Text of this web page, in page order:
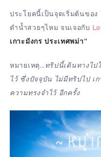
ประโยคนี้เป็นจุดเริ่มต้นขอ
ดำน้ำสวยๆไหม จนเจอกับ
เกาะมังกร ประเทศพม่า”
หมายเหตุ… ทริปนี้เดินทางไป
ไว้ ซึ่งปัจจุบัน ไม่มีทริปไป เ
ความทรงจำไว้ อีกครั้ง